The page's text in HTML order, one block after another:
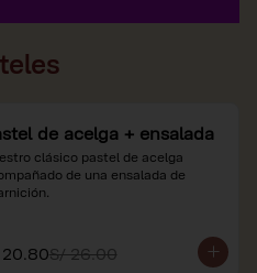
de acelga + ensalada
clásico pastel de acelga
de una ensalada de
20.80S/ 26.00